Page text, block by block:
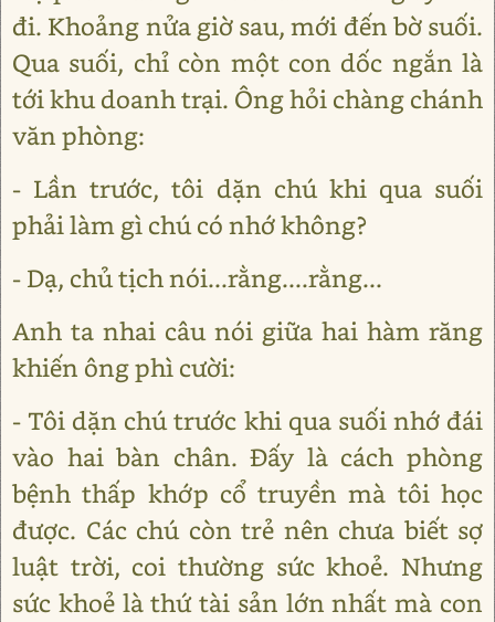
đi. Khoảng nửa giờ sau, mới đến bờ suối.
Qua suối, chỉ còn một con dốc ngắn là
tới khu doanh trại. Ông hỏi chàng chánh
văn phòng:
- Lần trước, tôi dặn chú khi qua suối
phải làm gì chú có nhớ không?
- Dạ, chủ tịch nói...rằng....rằng...
Anh ta nhai câu nói giữa hai hàm răng
khiến ông phì cười:
- Tôi dặn chú trước khi qua suối nhớ đái
vào hai bàn chân. Đấy là cách phòng
bệnh thấp khớp cổ truyền mà tôi học
được. Các chú còn trẻ nên chưa biết sợ
luật trời, coi thường sức khoẻ. Nhưng
sức khoẻ là thứ tài sản lớn nhất mà con